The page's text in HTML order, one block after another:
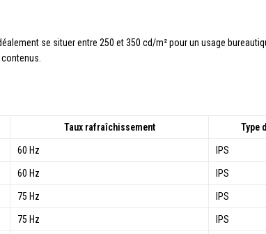
se situer entre 250 et 350 cd/m² pour un usage
Taux rafraîchissement Type
60 Hz IPS
60 Hz IPS
75 Hz IPS
75 Hz IPS